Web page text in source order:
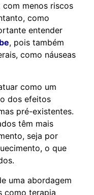
menos riscos
como
entender
, pois também
como náuseas
como um
dos efeitos
pré-existentes.
têm mais
seja por
o que
uma abordagem
como terapia